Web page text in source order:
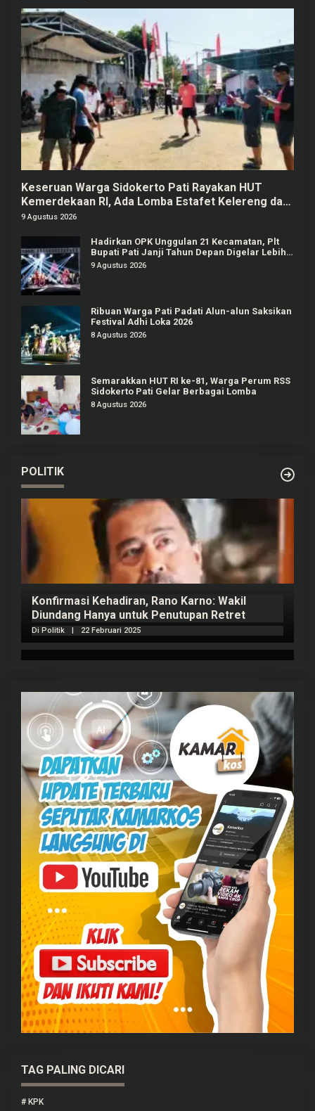
Keseruan Warga Sidokerto Pati Rayakan HUT
Kemerdekaan RI, Ada Lomba Estafet Kelereng dan
Baris-berbaris
9 Agustus 2026
Hadirkan OPK Unggulan 21 Kecamatan, Plt
Bupati Pati Janji Tahun Depan Digelar Lebih
Meriah
9 Agustus 2026
Ribuan Warga Pati Padati Alun-alun Saksikan
Festival Adhi Loka 2026
8 Agustus 2026
Semarakkan HUT RI ke-81, Warga Perum RSS
Sidokerto Pati Gelar Berbagai Lomba
8 Agustus 2026
POLITIK
Konfirmasi Kehadiran, Rano Karno: Wakil
Diundang Hanya untuk Penutupan Retret
Di Politik 22 Februari 2025
TAG PALING DICARI
# KPK